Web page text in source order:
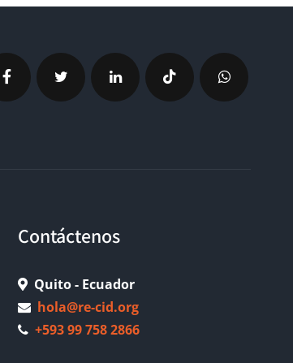
Contáctenos
Quito - Ecuador
hola@re-cid.org
+593 99 758 2866